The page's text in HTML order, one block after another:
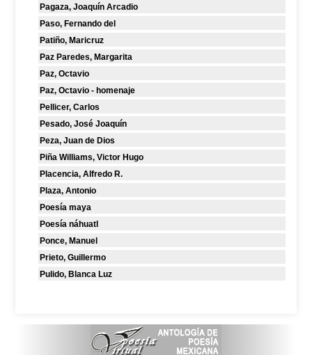
Pagaza, Joaquín Arcadio
Paso, Fernando del
Patiño, Maricruz
Paz Paredes, Margarita
Paz, Octavio
Paz, Octavio - homenaje
Pellicer, Carlos
Pesado, José Joaquín
Peza, Juan de Dios
Piña Williams, Victor Hugo
Placencia, Alfredo R.
Plaza, Antonio
Poesía maya
Poesía náhuatl
Ponce, Manuel
Prieto, Guillermo
Pulido, Blanca Luz